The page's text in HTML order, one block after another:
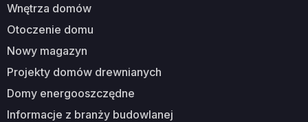
Wnętrza domów
Otoczenie domu
Nowy magazyn
Projekty domów drewnianych
Domy energooszczędne
Informacje z branży budowlanej